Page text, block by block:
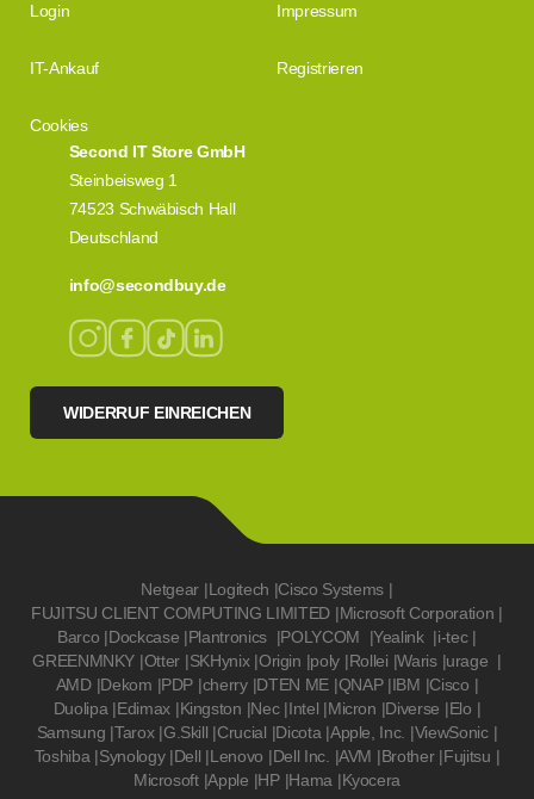
Second IT Store GmbH
Steinbeisweg 1
74523 Schwäbisch Hall
Deutschland
info@secondbuy.de
WIDERRUF EINREICHEN
Login Impressum
IT-Ankauf Registrieren
Cookies
Netgear |Logitech |Cisco Systems |
FUJITSU CLIENT COMPUTING LIMITED |Microsoft Corporation |
Barco |Dockcase |Plantronics |POLYCOM |Yealink |i-tec |
GREENMNKY |Otter |SKHynix |Origin |poly |Rollei |Waris |urage |
AMD |Dekom |PDP |cherry |DTEN ME |QNAP |IBM |Cisco |
Duolipa |Edimax |Kingston |Nec |Intel |Micron |Diverse |Elo |
Samsung |Tarox |G.Skill |Crucial |Dicota |Apple, Inc. |ViewSonic |
Toshiba |Synology |Dell |Lenovo |Dell Inc. |AVM |Brother |Fujitsu |
Microsoft |Apple |HP |Hama |Kyocera